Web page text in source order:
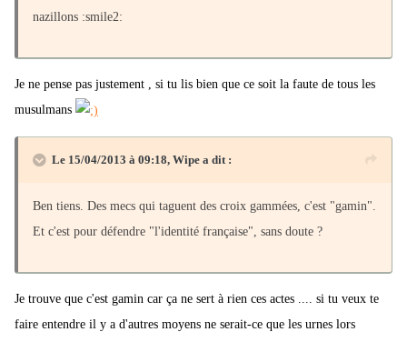
nazillons :smile2:
Je ne pense pas justement , si tu lis bien que ce soit la faute de tous les
musulmans
Le 15/04/2013 à 09:18, Wipe a dit :
Ben tiens. Des mecs qui taguent des croix gammées, c'est "gamin".
Et c'est pour défendre "l'identité française", sans doute ?
Je trouve que c'est gamin car ça ne sert à rien ces actes .... si tu veux te
faire entendre il y a d'autres moyens ne serait-ce que les urnes lors